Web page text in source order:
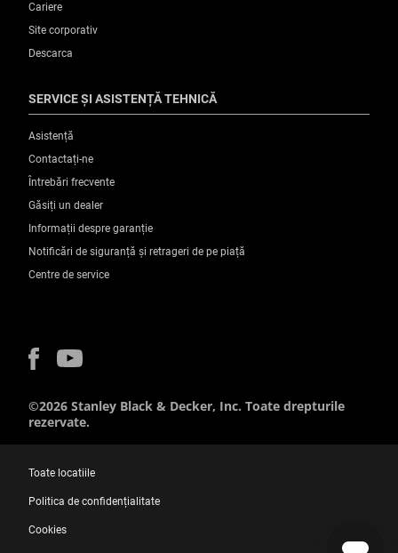
Cariere
Site corporativ
Descarca
SERVICE ȘI ASISTENȚĂ TEHNICĂ
Asistență
Contactați-ne
Întrebări frecvente
Găsiți un dealer
Informații despre garanție
Notificări de siguranță și retrageri de pe piață
Centre de service
©2026 Stanley Black & Decker, Inc. Toate drepturile
rezervate.
Toate locatiile
Politica de confidențialitate
Cookies